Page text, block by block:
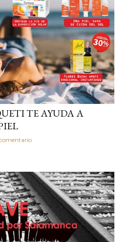
TE AYUDA A